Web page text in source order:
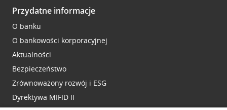
Przydatne informacje
O banku
O bankowości korporacyjnej
Aktualności
Bezpieczeństwo
Zrównoważony rozwój i ESG
Dyrektywa MIFID II